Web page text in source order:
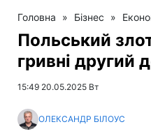
Головна » Бізнес »
Польський
гривні другий
15:49 20.05.2025 Вт
ОЛЕКСАНДР БІЛОУС